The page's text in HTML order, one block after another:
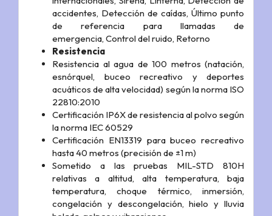
accidentes, Detección de caídas, Último punto
de referencia para llamadas de
emergencia, Control del ruido, Retorno
Resistencia
Resistencia al agua de 100 metros (natación,
esnórquel, buceo recreativo y deportes
acuáticos de alta velocidad) según la norma ISO
22810:2010
Certificación IP6X de resistencia al polvo según
la norma IEC 60529
Certificación EN13319 para buceo recreativo
hasta 40 metros (precisión de ±1 m)
Sometido a las pruebas MIL-STD 810H
relativas a altitud, alta temperatura, baja
temperatura, choque térmico, inmersión,
congelación y descongelación, hielo y lluvia